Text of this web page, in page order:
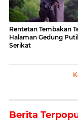
Rentetan Tembakan
Halaman Gedung
Serikat
Berita